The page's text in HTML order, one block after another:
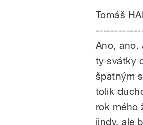
Tomáš
Ano, ano.
ty svátky
špatným
tolik
rok mého
jindy, ale